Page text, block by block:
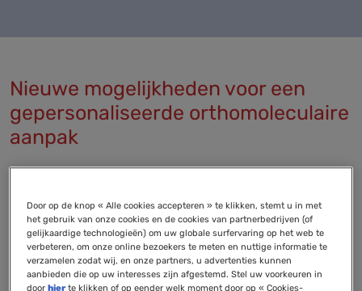
Nieuwe mogelijkheden voor een
gepersonaliseerde orthomoleculaire
aanpak
razendsnel. Waar orthomoleculair therapeuten al
jarenlang vertrouwd zijn met begrippen als
prebiotica, probiotica en synbiotica, krijgen ook
postbiotica en parabiotica steeds meer aandacht
Door op de knop « Alle cookies accepteren » te klikken, stemt u in met
het gebruik van onze cookies en de cookies van partnerbedrijven (of
gelijkaardige technologieën) om uw globale surfervaring op het web te
verbeteren, om onze online bezoekers te meten en nuttige informatie te
verzamelen zodat wij, en onze partners, u advertenties kunnen
aanbieden die op uw interesses zijn afgestemd. Stel uw voorkeuren in
doorhierte klikken of op eender welk moment door op « Cookies-